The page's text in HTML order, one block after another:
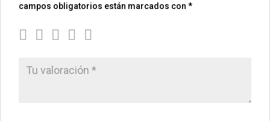
campos obligatorios están marcados con *